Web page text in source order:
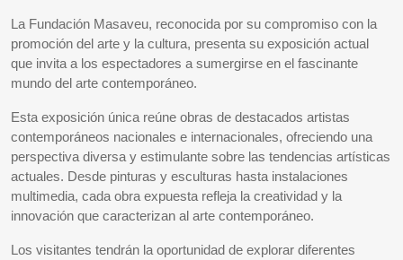
La Fundación Masaveu, reconocida por su compromiso con la
promoción del arte y la cultura, presenta su exposición actual
que invita a los espectadores a sumergirse en el fascinante
mundo del arte contemporáneo.
Esta exposición única reúne obras de destacados artistas
contemporáneos nacionales e internacionales, ofreciendo una
perspectiva diversa y estimulante sobre las tendencias artísticas
actuales. Desde pinturas y esculturas hasta instalaciones
multimedia, cada obra expuesta refleja la creatividad y la
innovación que caracterizan al arte contemporáneo.
Los visitantes tendrán la oportunidad de explorar diferentes